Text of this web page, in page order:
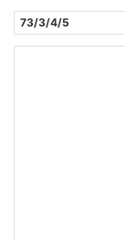
73/3/4/5